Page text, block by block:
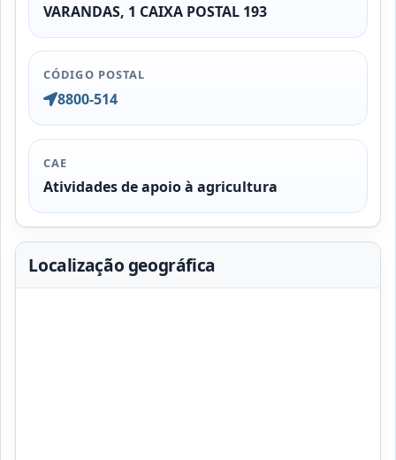
VARANDAS, 1 CAIXA POSTAL 193
CÓDIGO POSTAL
8800-514
CAE
Atividades de apoio à agricultura
Localização geográfica